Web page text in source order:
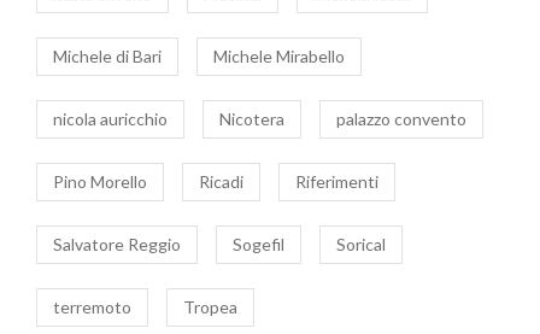
Michele di Bari Michele Mirabello
nicola auricchio Nicotera palazzo convento
Pino Morello Ricadi Riferimenti
Salvatore Reggio Sogefil Sorical
terremoto Tropea